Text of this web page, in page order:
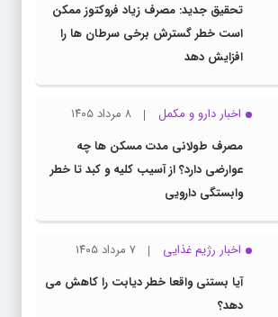
تحقیق جدید: مصرف زیاد فروکتوز ممکن
است خطر گسترش برخی سرطان ها را
افزایش دهد
اخبار دارو و مکمل
۸ مرداد ۱۴۰۵
مصرف طولانی مدت مسکن ها چه
عوارضی دارد؟ از آسیب کلیه و کبد تا خطر
وابستگی دارویی
اخبار رژیم غذایی
۷ مرداد ۱۴۰۵
آیا بستنی واقعا خطر دیابت را کاهش می
دهد؟